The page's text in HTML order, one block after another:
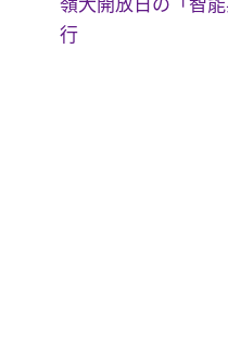
嶺大開放日の「智
行